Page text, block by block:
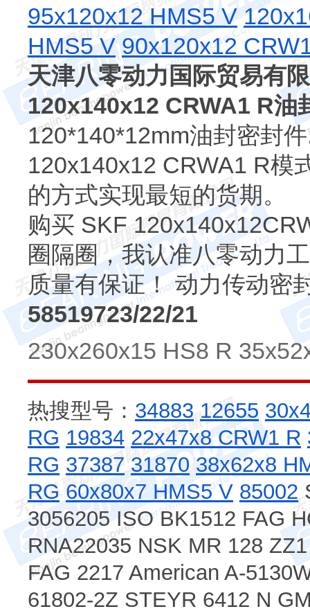
95x120x12 HMS5 V
HMS5 V 90x120x12
天津八零动力国际贸易有
120x140x12 CRWA1 R油
120*140*12mm油封密封
120x140x12 CRWA1 R模
的方式实现最短的货期。
购买 SKF
圈隔圈，我认准八零动力
质量有保证！ 动力传动密
58519723/22/21
230x260x15 HS8 R
热搜型号： 34883 12655
RG 19834 22x47x8 CRW1 R
RG 37387 31870 38x62x8
RG 60x80x7 HMS5 V 85002
3056205 ISO BK1512 FAG
RNA22035 NSK MR 128
FAG 2217 American A-
61802-2Z STEYR 6412 N